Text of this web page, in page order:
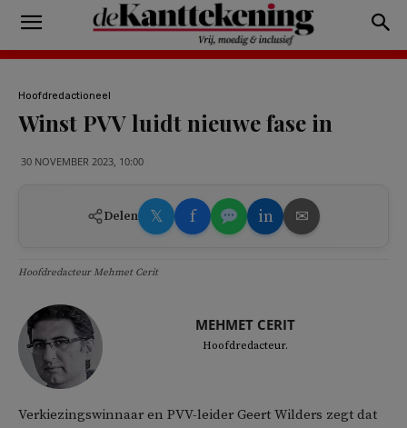
Hoofdredactioneel
Winst PVV luidt nieuwe fase in
30 NOVEMBER 2023, 10:00
Delen 𝕏 f in ✉
Hoofdredacteur Mehmet Cerit
MEHMET CERIT
Hoofdredacteur.
Verkiezingswinnaar en PVV-leider Geert Wilders zegt dat